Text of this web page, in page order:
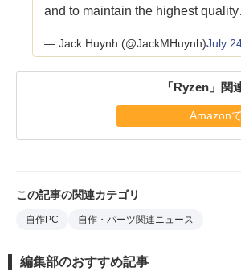
and to maintain the highest
— Jack Huynh (@JackMHuynh)July
「Ryzen」関
Amazon
この記事の関連カテゴリ
自作PC 自作・パーツ関連ニュース
編集部のおすすめ記事